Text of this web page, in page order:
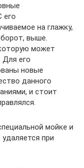
его
на глажку,
выше.
может
Для его
новые
данного
и стоит
мойке и
при